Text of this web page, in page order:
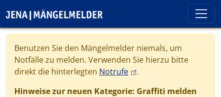
Benutzen Sie den Mängelmelder niemals, um
Notfälle zu melden. Verwenden Sie hierzu bitte
direkt die hinterlegten Notrufe(link is external)
.
Hinweise zur neuen Kategorie: Graffiti melden